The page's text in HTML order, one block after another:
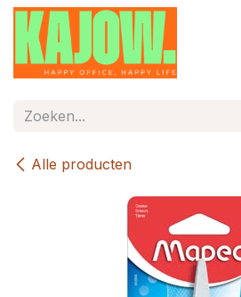
Overslaan naar inhoud
Alle producten